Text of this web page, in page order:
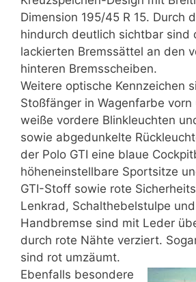
Dimension 195/45 R 15. Durch
hindurch deutlich sichtbar sind
lackierten Bremssättel an den
hinteren Bremsscheiben.
Weitere optische Kennzeichen
Stoßfänger in Wagenfarbe
weiße vordere Blinkleuchten
sowie abgedunkelte
der Polo GTI eine blaue
höheneinstellbare Sportsitze
GTI-Stoff sowie rote
Lenkrad, Schalthebelstulpe
Handbremse sind mit Leder
durch rote Nähte verziert.
sind rot umzäumt.
Ebenfalls besondere